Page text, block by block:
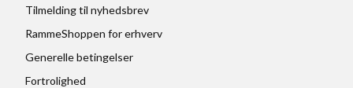
Tilmelding til nyhedsbrev
RammeShoppen for erhverv
Generelle betingelser
Fortrolighed